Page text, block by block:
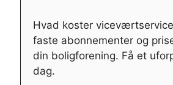
Hvad koster
faste abonnementer og
din boligforening. Få et
dag.